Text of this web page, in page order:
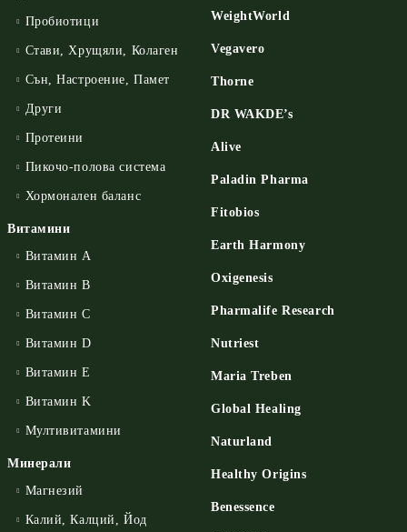
Пробиотици
Стави, Хрущяли, Колаген
Сън, Настроение, Памет
Други
Протеини
Пикочо-полова система
Хормонален баланс
Витамини
Витамин А
Витамин B
Витамин C
Витамин D
Витамин E
Витамин K
Мултивитамини
Минерали
Магнезий
Калий, Калций, Йод
WeightWorld
Vegavero
Thorne
DR WAKDE’s
Alive
Paladin Pharma
Fitobios
Earth Harmony
Oxigenesis
Pharmalife Research
Nutriest
Maria Treben
Global Healing
Naturland
Healthy Origins
Benessence